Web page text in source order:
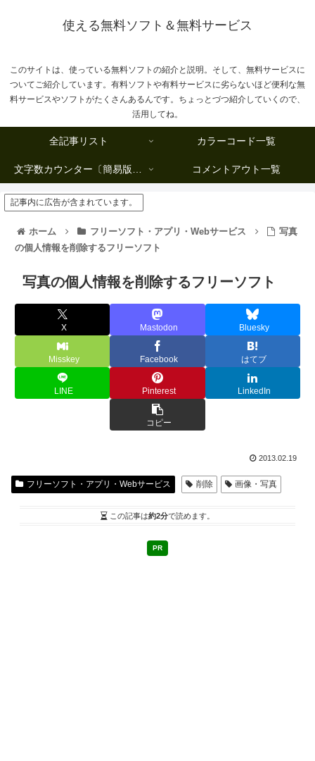
使える無料ソフト＆無料サービス
このサイトは、使っている無料ソフトの紹介と説明。そして、無料サービスに
ついてご紹介しています。有料ソフトや有料サービスに劣らないほど便利な無
料サービスやソフトがたくさんあるんです。ちょっとづつ紹介していくので、
活用してね。
全記事リスト カラーコード一覧
文字数カウンター〔簡易版複数行タイプ〕 コメントアウト一覧
記事内に広告が含まれています。
ホーム フリーソフト・アプリ・Webサービス
写真
の個人情報を削除するフリーソフト
写真の個人情報を削除するフリーソフト
X Mastodon Bluesky
Misskey Facebook はてブ
LINE Pinterest LinkedIn
コピー
2013.02.19
フリーソフト・アプリ・Webサービス 削除 画像・写真
この記事は約2分で読めます。
PR